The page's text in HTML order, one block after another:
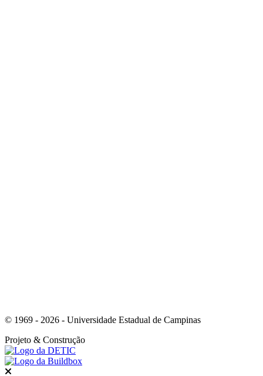
© 1969 - 2026 - Universidade Estadual de Campinas
Projeto & Construção